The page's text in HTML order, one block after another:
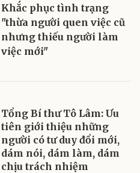
Khắc phục tình trạng
"thừa người quen việc cũ
nhưng thiếu người làm
việc mới"
Tổng Bí thư Tô Lâm: Ưu
tiên giới thiệu những
người có tư duy đổi mới,
dám nói, dám làm, dám
chịu trách nhiệm